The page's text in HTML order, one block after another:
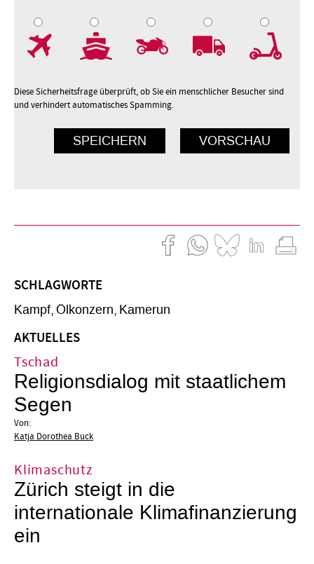
Diese Sicherheitsfrage überprüft, ob Sie ein menschlicher Besucher sind
und verhindert automatisches Spamming.
SCHLAGWORTE
Kampf Ölkonzern Kamerun
AKTUELLES
Tschad
Religionsdialog mit staatlichem
Segen
Von:
Katja Dorothea Buck
Klimaschutz
Zürich steigt in die
internationale Klimafinanzierung
ein